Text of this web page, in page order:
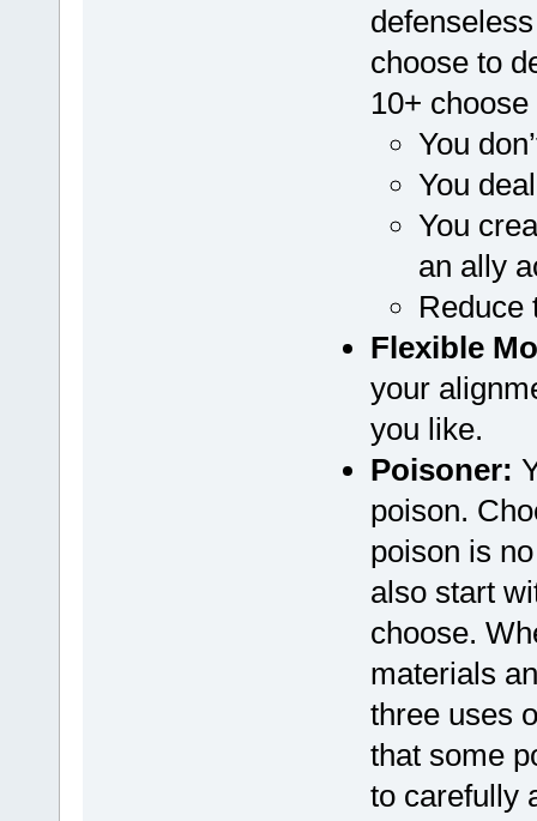
choose to
10+
You
You
You
an ally
Reduce
Flexible
your
you like.
Poisoner:
poison.
poison is
also start
choose.
materials
three uses
that some
to carefully